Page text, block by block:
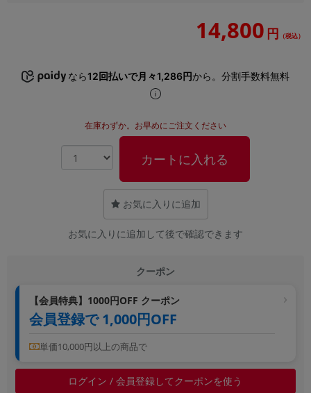
14,800 円 （税込）
なら12回払いで月々1,286円から。分割手数料無料
在庫わずか。お早めにご注文ください
カートに入れる
お気に入りに追加
お気に入りに追加して後で確認できます
クーポン
【会員特典】1000円OFF クーポン
会員登録で 1,000円OFF
単価10,000円以上の商品で
ログイン / 会員登録してクーポンを使う
CPU
~
モニタサイズ
~
価格